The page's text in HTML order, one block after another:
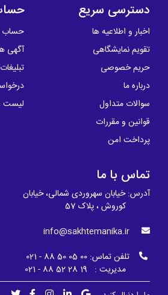
دسترسی سریع
اخبار و اطلاعیه ها
تقویم نمایشگاهی
حریم خصوصی
درباره ما
سوالات متداول
قوانین و مقررات
پرداخت امن
حساب
آگهی
لیست
تماس با ما
آدرس: خیابان سهروردی شمالی، خیابان
کوروش ، پلاک 57
info@sakhtemanika.ir
تلفن تماس: 00 05 50 88 - 021
مدیریت : 19 28 52 88 - 021